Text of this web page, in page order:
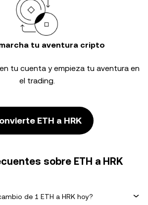
tu aventura cripto
tu cuenta y empieza tu aventura en
el trading.
ETH a HRK
sobre ETH a HRK
de 1 ETH a HRK hoy?